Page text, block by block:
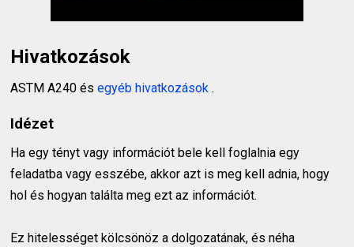
Hivatkozások
ASTM A240 ésegyéb hivatkozások.
Idézet
Ha egy tényt vagy információt bele kell foglalnia egy
feladatba vagy esszébe, akkor azt is meg kell adnia, hogy
hol és hogyan találta meg ezt az információt.
Ez hitelességet kölcsönöz a dolgozatának, és néha